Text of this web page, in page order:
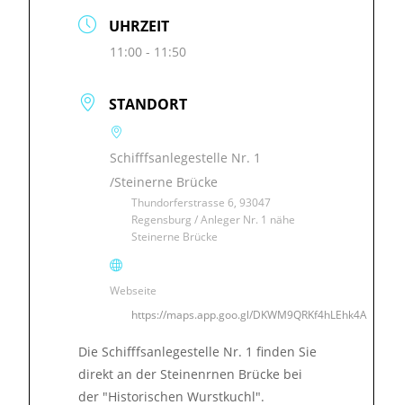
UHRZEIT
11:00 - 11:50
STANDORT
Schifffsanlegestelle Nr. 1
/Steinerne Brücke
Thundorferstrasse 6, 93047
Regensburg / Anleger Nr. 1 nähe
Steinerne Brücke
Webseite
https://maps.app.goo.gl/DKWM9QRKf4hLEhk4A
Die Schifffsanlegestelle Nr. 1 finden Sie
direkt an der Steinenrnen Brücke bei
der "Historischen Wurstkuchl".